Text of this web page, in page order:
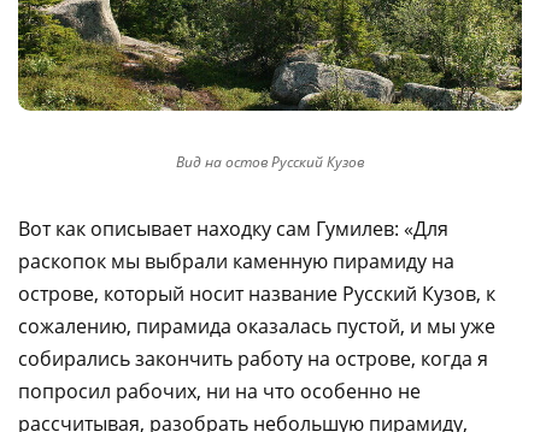
Вид на остов Русский Кузов
Вот как описывает находку сам Гумилев: «Для
раскопок мы выбрали каменную пирамиду на
острове, который носит название Русский Кузов, к
сожалению, пирамида оказалась пустой, и мы уже
собирались закончить работу на острове, когда я
попросил рабочих, ни на что особенно не
рассчитывая, разобрать небольшую пирамиду,